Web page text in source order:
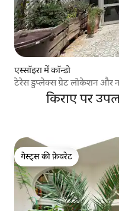
एस्सॉइरा में कॉन्डो
टेरेस डुप्लेक्स ग्रेट लोकेशन और
किराए पर
गेस्ट्स की फ़ेवरेट
गेस्ट्स की फ़ेवरेट